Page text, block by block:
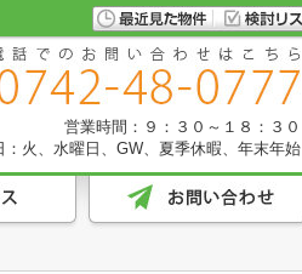
営業時間：９：３０～１８：３０
：火、水曜日、GW、夏季休暇、年末年始